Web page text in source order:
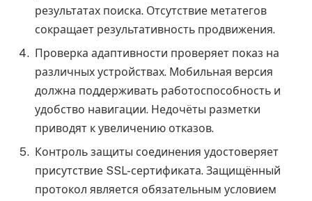
результатах поиска. Отсутствие метатегов
сокращает результативность продвижения.
Проверка адаптивности проверяет показ на
различных устройствах. Мобильная версия
должна поддерживать работоспособность и
удобство навигации. Недочёты разметки
приводят к увеличению отказов.
Контроль защиты соединения удостоверяет
присутствие SSL-сертификата. Защищённый
протокол является обязательным условием